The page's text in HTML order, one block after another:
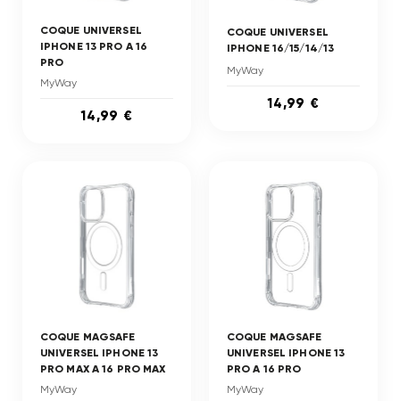
COQUE UNIVERSEL
IPHONE 13 PRO A 16
PRO
MyWay
14,99 €
COQUE UNIVERSEL
IPHONE 16/15/14/13
MyWay
14,99 €
COQUE MAGSAFE
UNIVERSEL IPHONE 13
PRO MAX A 16 PRO MAX
MyWay
COQUE MAGSAFE
UNIVERSEL IPHONE 13
PRO A 16 PRO
MyWay